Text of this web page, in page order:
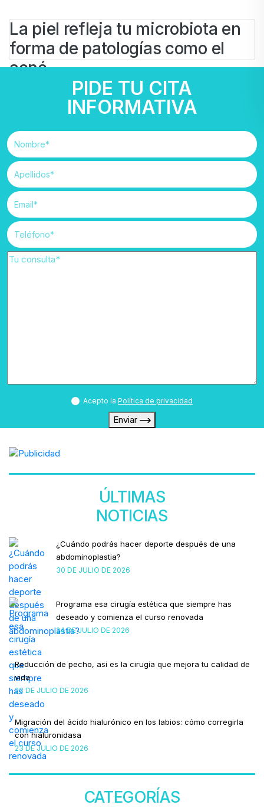
La piel refleja tu microbiota en
forma de patologías como el
acné
27 DE NOVIEMBRE DE 2025
#medicina integrativa #psoriasis
PIDE TU CITA
INFORMATIVA
Acepto la Política de privacidad
Enviar
ÚLTIMAS
NOTICIAS
¿Cuándo podrás hacer deporte después de una
abdominoplastia?
30 DE JULIO DE 2026
Programa esa cirugía estética que siempre has
deseado y comienza el curso renovada
24 DE JULIO DE 2026
Reducción de pecho, así es la cirugía que mejora tu calidad de
vida
23 DE JULIO DE 2026
Migración del ácido hialurónico en los labios: cómo corregirla
con hialuronidasa
23 DE JULIO DE 2026
CATEGORÍAS